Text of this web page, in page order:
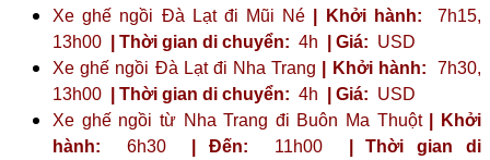
Xe ghế ngồi Đà Lạt đi Mũi Né
| Khởi hành: 7h15,
13h00
| Thời gian di chuyển: 4h | Giá: USD
Xe ghế ngồi Đà Lạt đi Nha Trang
| Khởi hành: 7h30,
13h00
| Thời gian di chuyển: 4h | Giá: USD
Xe ghế ngồi từ Nha Trang đi Buôn Ma Thuột
| Khởi
hành: 6h30 | Đến: 11h00
| Thời gian di